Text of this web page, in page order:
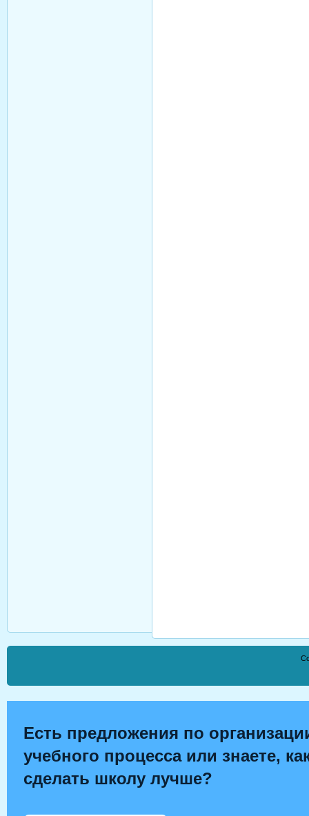
Есть предложения по
учебного процесса или знаете,
сделать школу лучше?